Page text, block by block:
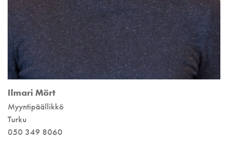
Ilmari Mört
Myyntipäällikkö
Turku
050 349 8060